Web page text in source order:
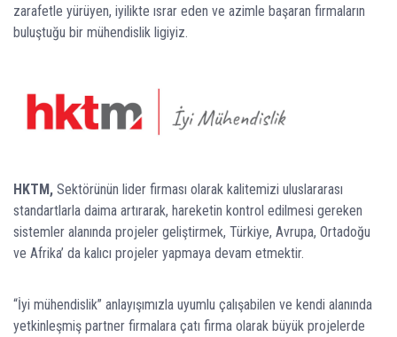
zarafetle yürüyen, iyilikte ısrar eden ve azimle başaran firmaların
buluştuğu bir mühendislik ligiyiz.
HKTM, Sektörünün lider firması olarak kalitemizi uluslararası
standartlarla daima artırarak, hareketin kontrol edilmesi gereken
sistemler alanında projeler geliştirmek, Türkiye, Avrupa, Ortadoğu
ve Afrika’ da kalıcı projeler yapmaya devam etmektir.
“İyi mühendislik” anlayışımızla uyumlu çalışabilen ve kendi alanında
yetkinleşmiş partner firmalara çatı firma olarak büyük projelerde